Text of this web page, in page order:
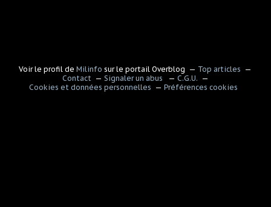
Voir le profil deMilinfo sur le portail Overblog
Top articles
Contact
Signaler un abus
C.G.U.
Cookies et données personnelles
Préférences cookies